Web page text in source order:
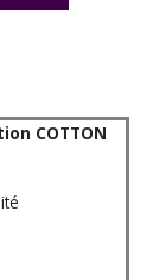
COTTON